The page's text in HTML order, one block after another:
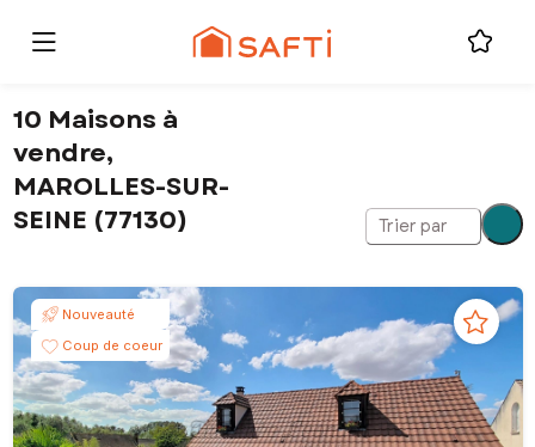
10 Maisons à
vendre,
MAROLLES-SUR-
SEINE (77130)
Trier par
Nouveauté
Coup de coeur